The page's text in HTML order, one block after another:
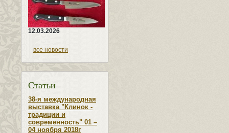
12.03.2026
все новости
Статьи
38-я международная
выставка "Клинок -
традиции и
современность" 01 –
04 ноября 2018г